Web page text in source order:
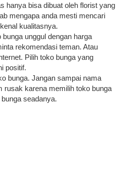
hanya bisa dibuat oleh florist yang
mengapa anda mesti mencari
kualitasnya.
unggul dengan harga
rekomendasi teman. Atau
Pilih toko bunga yang
positif.
bunga. Jangan sampai nama
rusak karena memilih toko bunga
seadanya.